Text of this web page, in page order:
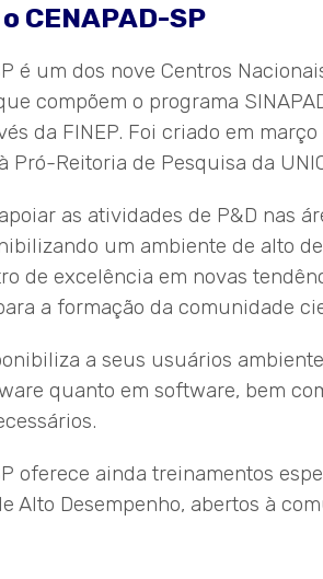
CENAPAD-SP
é um dos nove Centros
compõem o programa
da FINEP. Foi criado em
Pró-Reitoria de Pesquisa da
as atividades de P&D nas
um ambiente de alto
de excelência em novas
a formação da comunidade
a seus usuários
quanto em software, bem
oferece ainda treinamentos
Alto Desempenho, abertos à